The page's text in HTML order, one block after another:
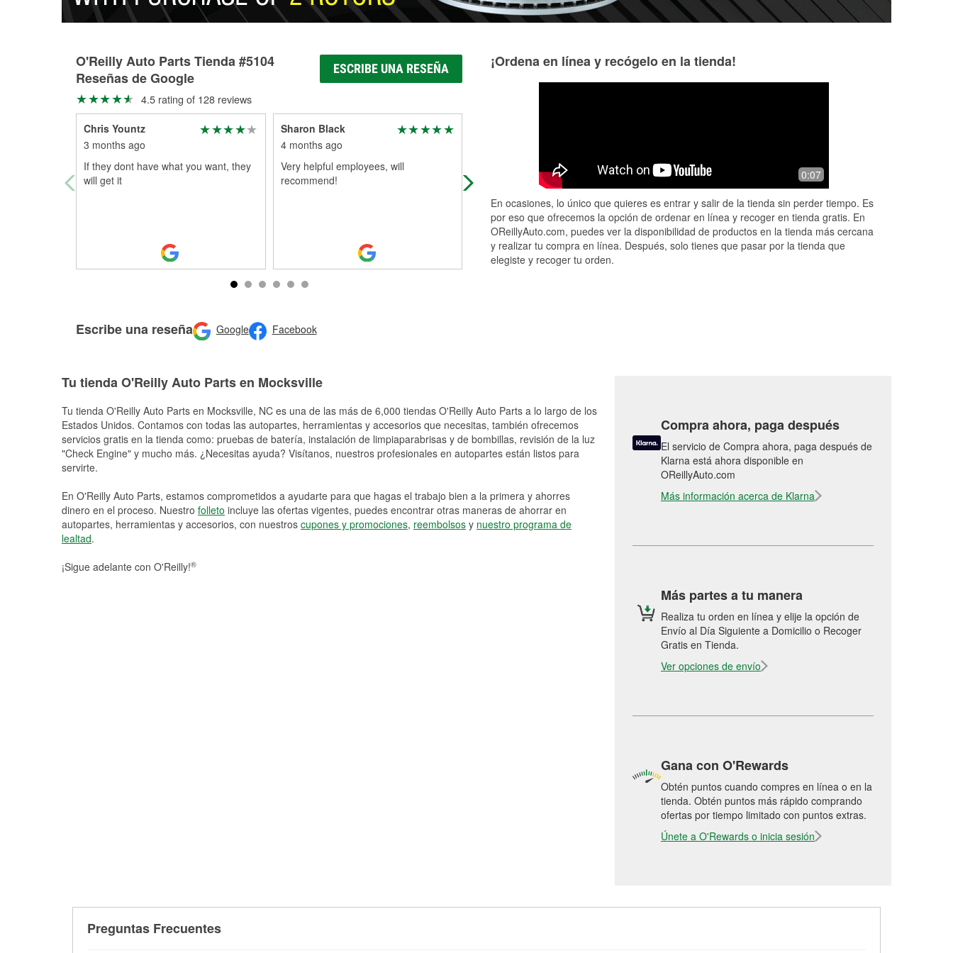
O'Reilly Auto Parts Tienda #5104
Reseñas de Google
ESCRIBE UNA RESEÑA
4.5 rating of 128 reviews
Chris Yountz
3 months ago
If they dont have what you want, they
will get it
Sharon Black
4 months ago
Very helpful employees, will
recommend!
Great down to earth staff
Generally have what I need, or can
get it quickly.
very courteous.
Escribe una reseña Google Facebook
¡Ordena en línea y recógelo en la tienda!
0:07
En ocasiones, lo único que quieres es entrar y salir de la tienda sin perder tiempo. Es
por eso que ofrecemos la opción de ordenar en línea y recoger en tienda gratis. En
OReillyAuto.com, puedes ver la disponibilidad de productos en la tienda más cercana
y realizar tu compra en línea. Después, solo tienes que pasar por la tienda que
elegiste y recoger tu orden.
Tu tienda O'Reilly Auto Parts en Mocksville
Tu tienda O'Reilly Auto Parts en Mocksville, NC es una de las más de 6,000 tiendas O'Reilly Auto Parts a lo largo de los
Estados Unidos. Contamos con todas las autopartes, herramientas y accesorios que necesitas, también ofrecemos
servicios gratis en la tienda como: pruebas de batería, instalación de limpiaparabrisas y de bombillas, revisión de la luz
"Check Engine" y mucho más. ¿Necesitas ayuda? Visítanos, nuestros profesionales en autopartes están listos para
servirte.
En O'Reilly Auto Parts, estamos comprometidos a ayudarte para que hagas el trabajo bien a la primera y ahorres
dinero en el proceso. Nuestro folleto incluye las ofertas vigentes, puedes encontrar otras maneras de ahorrar en
autopartes, herramientas y accesorios, con nuestros cupones y promociones, reembolsos y nuestro programa de
lealtad.
¡Sigue adelante con O'Reilly!®
Compra ahora, paga después
El servicio de Compra ahora, paga después de
Klarna está ahora disponible en
OReillyAuto.com
Más información acerca de Klarna
Más partes a tu manera
Realiza tu orden en línea y elije la opción de
Envío al Día Siguiente a Domicilio o Recoger
Gratis en Tienda.
Ver opciones de envío
Gana con O'Rewards
Obtén puntos cuando compres en línea o en la
tienda. Obtén puntos más rápido comprando
ofertas por tiempo limitado con puntos extras.
Únete a O'Rewards o inicia sesión
Preguntas Frecuentes